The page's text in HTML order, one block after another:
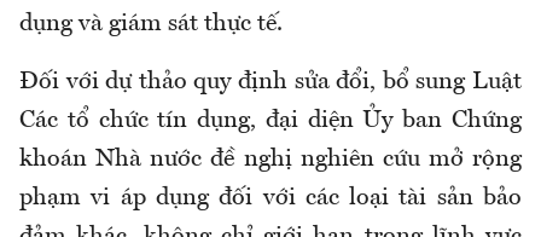
dụng và giám sát thực tế.
Đối với dự thảo quy định sửa đổi, bổ sung Luật
Các tổ chức tín dụng, đại diện Ủy ban Chứng
khoán Nhà nước đề nghị nghiên cứu mở rộng
phạm vi áp dụng đối với các loại tài sản bảo